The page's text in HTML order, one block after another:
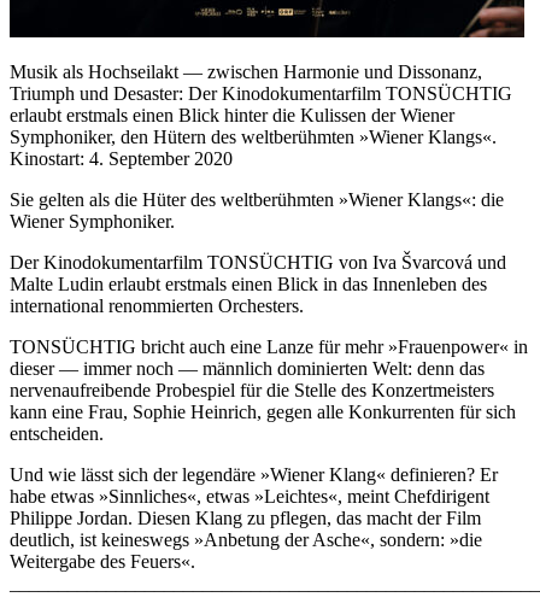
Musik als Hochseilakt — zwischen Harmonie und Dissonanz,
Triumph und Desaster: Der Kinodokumentarfilm TONSÜCHTIG
erlaubt erstmals einen Blick hinter die Kulissen der Wiener
Symphoniker, den Hütern des weltberühmten »Wiener Klangs«.
Kinostart: 4. September 2020
Sie gelten als die Hüter des weltberühmten »Wiener Klangs«: die
Wiener Symphoniker.
Der Kinodokumentarfilm TONSÜCHTIG von Iva Švarcová und
Malte Ludin erlaubt erstmals einen Blick in das Innenleben des
international renommierten Orchesters.
TONSÜCHTIG bricht auch eine Lanze für mehr »Frauenpower« in
dieser — immer noch — männlich dominierten Welt: denn das
nervenaufreibende Probespiel für die Stelle des Konzertmeisters
kann eine Frau, Sophie Heinrich, gegen alle Konkurrenten für sich
entscheiden.
Und wie lässt sich der legendäre »Wiener Klang« definieren? Er
habe etwas »Sinnliches«, etwas »Leichtes«, meint Chefdirigent
Philippe Jordan. Diesen Klang zu pflegen, das macht der Film
deutlich, ist keineswegs »Anbetung der Asche«, sondern: »die
Weitergabe des Feuers«.